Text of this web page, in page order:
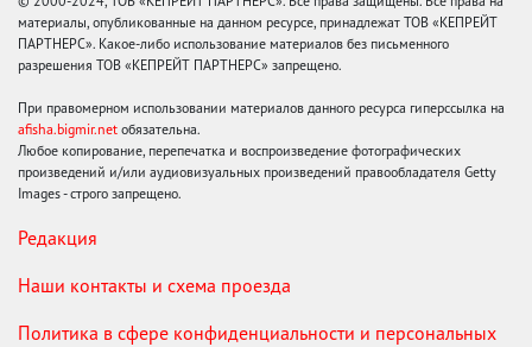
материалы, опубликованные на данном ресурсе, принадлежат ТОВ «КЕПРЕЙТ
ПАРТНЕРС». Какое-либо использование материалов без письменного
разрешения ТОВ «КЕПРЕЙТ ПАРТНЕРС» запрещено.
При правомерном использовании материалов данного ресурса гиперссылка на
afisha.bigmir.net обязательна.
Любое копирование, перепечатка и воспроизведение фотографических
произведений и/или аудиовизуальных произведений правообладателя Getty
Images - строго запрещено.
Редакция
Наши контакты и схема проезда
Политика в сфере конфиденциальности и персональных